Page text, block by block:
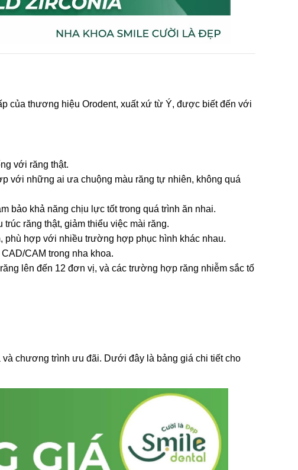
của thương hiệu Orodent, xuất xứ từ Ý, được biết đến với
với răng thật.
với những ai ưa chuộng màu răng tự nhiên, không quá
bảo khả năng chịu lực tốt trong quá trình ăn nhai.
trúc răng thật, giảm thiểu việc mài răng.
phù hợp với nhiều trường hợp phục hình khác nhau.
CAM trong nha khoa.
lên đến 12 đơn vị, và các trường hợp răng nhiễm sắc tố
chương trình ưu đãi. Dưới đây là bảng giá chi tiết cho